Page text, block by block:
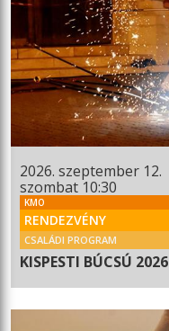
2026. szeptember 12.
szombat 10:30
KMO
RENDEZVÉNY
CSALÁDI PROGRAM
KISPESTI BÚCSÚ 2026